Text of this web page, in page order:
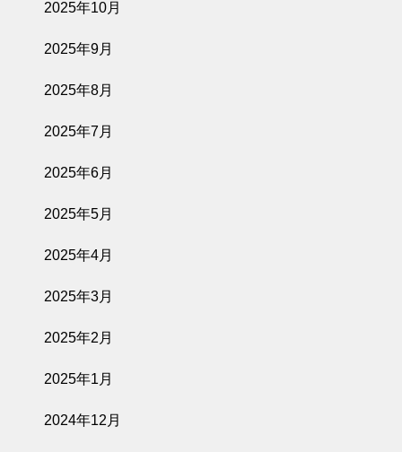
2025年10月
2025年9月
2025年8月
2025年7月
2025年6月
2025年5月
2025年4月
2025年3月
2025年2月
2025年1月
2024年12月